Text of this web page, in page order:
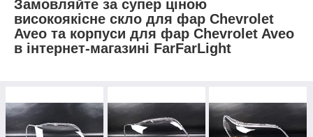
Замовляйте за супер ціною
високоякісне скло для фар Chevrolet
Aveo та корпуси для фар Chevrolet Aveo
в інтернет-магазині FarFarLight